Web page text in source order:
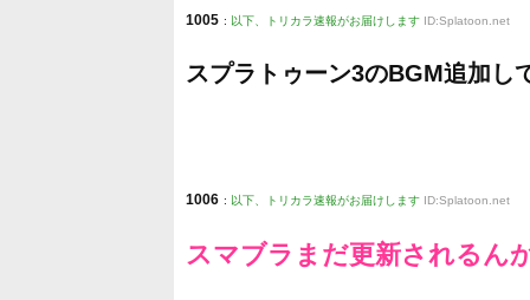
1005 : 以下、トリカラ速報がお届けします ID:Splatoon.net
スプラトゥーン3のBGM追加し
1006 : 以下、トリカラ速報がお届けします ID:Splatoon.net
スマブラまだ更新されるん